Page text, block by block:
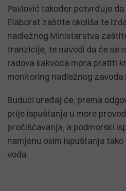
Pavlović također potvrđuje
Elaborat zaštite okoliša te
nadležnog Ministarstva
tranzicije, te navodi da će se
radova kakvoća mora pratiti
monitoring nadležnog zavoda
Budući uređaj će, prema
prije ispuštanja u more
pročišćavanja, a podmorski
namjenu osim ispuštanja
voda.